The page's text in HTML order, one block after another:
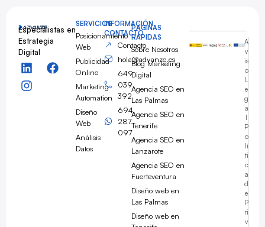
Especialistas en
Estrategia
Digital
PÁGINAS
RÁPIDAS
Sobre Nosotros
Blog Marketing
Digital
Agencia SEO en
Las Palmas
Agencia SEO en
Tenerife
Agencia SEO en
Lanzarote
Agencia SEO en
Fuerteventura
Diseño web en
Las Palmas
Diseño web en
SERVICIOS
Posicionamiento
Web
Publicidad
Online
Marketing
Automation
Diseño
Web
Análisis
Datos
INFORMACIÓN
CONTACTO
Contacto
hola@advanze.es
649
039
392
694
287
097
A
v
is
o
L
e
g
a
l
P
o
lí
ti
c
a
d
e
P
ri
v